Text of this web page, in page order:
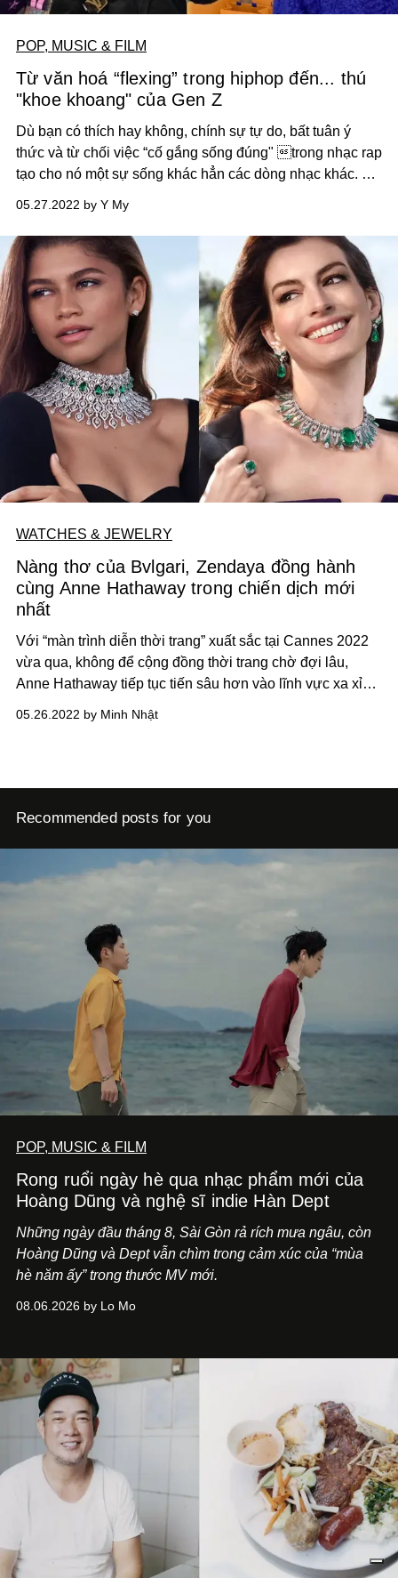
POP, MUSIC & FILM
Từ văn hoá “flexing” trong hiphop đến... thú
"khoe khoang" của Gen Z
Dù bạn có thích hay không, chính sự tự do, bất tuân ý
thức và từ chối việc “cố gắng sống đúng" trong nhạc rap
tạo cho nó một sự sống khác hẳn các dòng nhạc khác. Ấn
05.27.2022 by Y My
WATCHES & JEWELRY
Nàng thơ của Bvlgari, Zendaya đồng hành
cùng Anne Hathaway trong chiến dịch mới
nhất
Với “màn trình diễn thời trang” xuất sắc tại Cannes 2022
vừa qua, không để cộng đồng thời trang chờ đợi lâu,
Anne Hathaway tiếp tục tiến sâu hơn vào lĩnh vực xa xỉ
dịch quảng bá hoàn toàn mới.
05.26.2022 by Minh Nhật
Recommended posts for you
POP, MUSIC & FILM
Rong ruổi ngày hè qua nhạc phẩm mới của
Hoàng Dũng và nghệ sĩ indie Hàn Dept
Những ngày đầu tháng 8, Sài Gòn rả rích mưa ngâu, còn
Hoàng Dũng và Dept vẫn chìm trong cảm xúc của “mùa
hè năm ấy” trong thước MV mới.
08.06.2026 by Lo Mo